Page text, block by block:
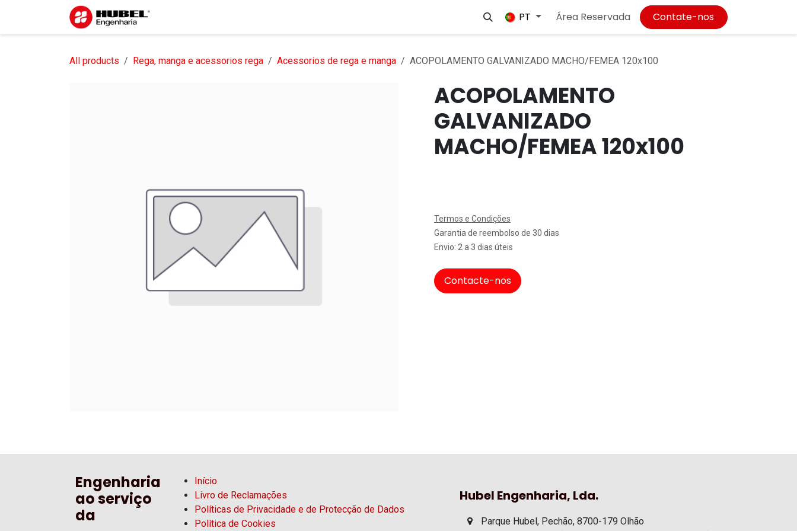
Pular para o conteúdo
Empregos
PT Área Reservada Contate-nos
All products Rega, manga e acessorios rega Acessorios de rega e manga ACOPOLAMENTO GALVANIZADO MACHO/FEMEA 120x100
ACOPOLAMENTO
GALVANIZADO
MACHO/FEMEA 120x100
Termos e Condições
Garantia de reembolso de 30 dias
Envio: 2 a 3 dias úteis
Contacte-nos
Hubel Engenharia, Lda.
Parque Hubel, Pechão, 8700-179 Olhão
Engenharia
ao serviço
da
Início
Livro de Reclamações
Políticas de Privacidade e de Protecção de Dados
Política de Cookies